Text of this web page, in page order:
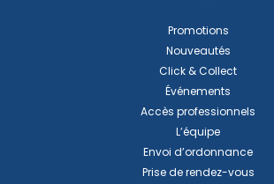
Promotions
Nouveautés
Click & Collect
Événements
Accès professionnels
L’équipe
Envoi d’ordonnance
Prise de rendez-vous